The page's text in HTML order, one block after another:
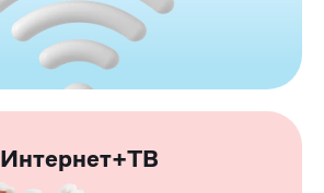
Интернет+ТВ